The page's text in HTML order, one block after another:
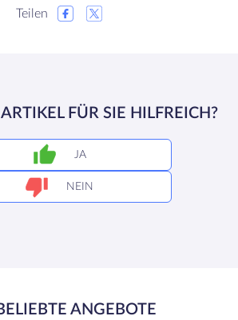
Teilen
FÜR SIE HILFREICH?
JA
NEIN
ANGEBOTE